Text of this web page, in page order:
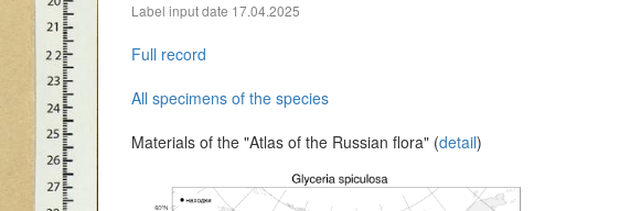
Label input date 17.04.2025
Full record
All specimens of the species
Materials of the "Atlas of the Russian flora" (detail)